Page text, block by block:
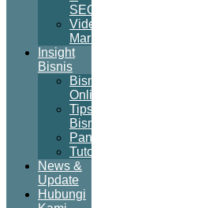
SEO
Video
Marketing
Insight
Bisnis
Bisnis
Online
Tips
Bisnis
Panduan
Tutorial
News &
Update
Hubungi